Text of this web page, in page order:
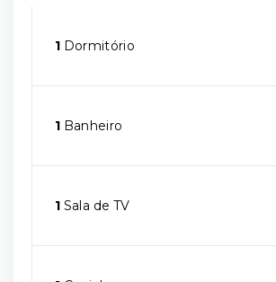
1 Dormitório
1 Banheiro
1 Sala de TV